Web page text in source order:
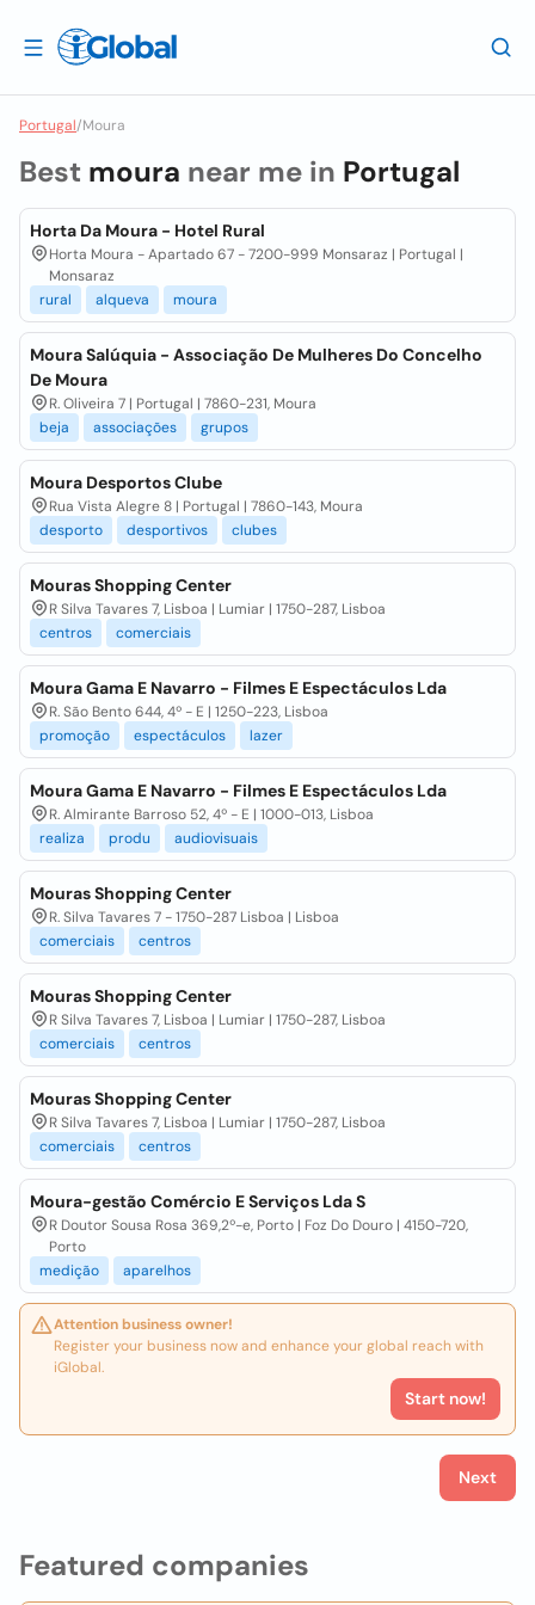
Portugal/Moura
Featured companies
Best moura near me in Portugal
Horta Da Moura - Hotel Rural
Horta Moura - Apartado 67 - 7200-999 Monsaraz | Portugal |
Monsaraz
rural
alqueva moura
Moura Salúquia - Associação De Mulheres Do Concelho
De Moura
R. Oliveira 7 | Portugal | 7860-231, Moura
beja
associações grupos
Moura Desportos Clube
Rua Vista Alegre 8 | Portugal | 7860-143, Moura
desporto
desportivos clubes
Mouras Shopping Center
R Silva Tavares 7, Lisboa | Lumiar | 1750-287, Lisboa
centros
comerciais
Moura Gama E Navarro - Filmes E Espectáculos Lda
R. São Bento 644, 4º - E | 1250-223, Lisboa
promoção
espectáculos lazer
Moura Gama E Navarro - Filmes E Espectáculos Lda
R. Almirante Barroso 52, 4º - E | 1000-013, Lisboa
realiza
produ audiovisuais
Mouras Shopping Center
R. Silva Tavares 7 - 1750-287 Lisboa | Lisboa
comerciais
centros
Mouras Shopping Center
R Silva Tavares 7, Lisboa | Lumiar | 1750-287, Lisboa
comerciais
centros
Mouras Shopping Center
R Silva Tavares 7, Lisboa | Lumiar | 1750-287, Lisboa
comerciais
centros
Moura-gestão Comércio E Serviços Lda S
R Doutor Sousa Rosa 369,2º-e, Porto | Foz Do Douro | 4150-720,
Porto
medição
aparelhos
Attention business owner!
Register your business now and enhance your global reach with
iGlobal.
Start now!
Next